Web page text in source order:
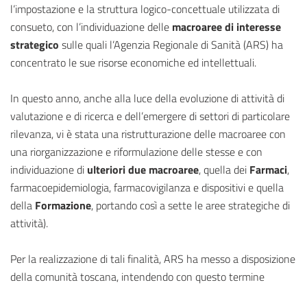
l’impostazione e la struttura logico-concettuale utilizzata di
consueto, con l’individuazione delle macroaree di interesse
strategico sulle quali l’Agenzia Regionale di Sanità (ARS) ha
concentrato le sue risorse economiche ed intellettuali.
In questo anno, anche alla luce della evoluzione di attività di
valutazione e di ricerca e dell’emergere di settori di particolare
rilevanza, vi è stata una ristrutturazione delle macroaree con
una riorganizzazione e riformulazione delle stesse e con
individuazione di ulteriori due macroaree, quella dei Farmaci,
farmacoepidemiologia, farmacovigilanza e dispositivi e quella
della Formazione, portando così a sette le aree strategiche di
attività).
Per la realizzazione di tali finalità, ARS ha messo a disposizione
della comunità toscana, intendendo con questo termine